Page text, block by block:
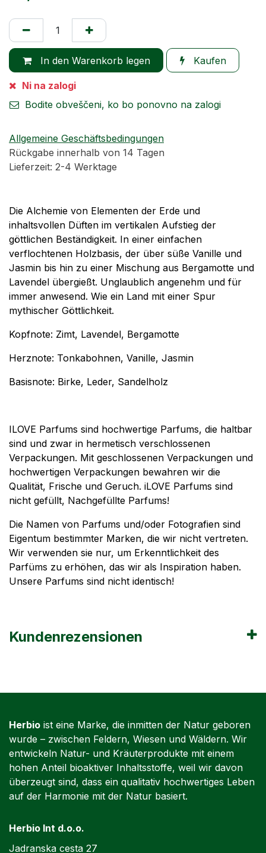
In den Warenkorb legen Kaufen
Ni na zalogi
Bodite obveščeni, ko bo ponovno na zalogi
Allgemeine Geschäftsbedingungen
Rückgabe innerhalb von 14 Tagen
Lieferzeit: 2-4 Werktage
Die Alchemie von Elementen der Erde und
inhaltsvollen Düften im vertikalen Aufstieg der
göttlichen Beständigkeit. In einer einfachen
verflochtenen Holzbasis, der über süße Vanille und
Jasmin bis hin zu einer Mischung aus Bergamotte und
Lavendel übergießt. Unglaublich angenehm und für
immer anwesend. Wie ein Land mit einer Spur
mythischer Göttlichkeit.
Kopfnote: Zimt, Lavendel, Bergamotte
Herznote: Tonkabohnen, Vanille, Jasmin
Basisnote: Birke, Leder, Sandelholz
ILOVE Parfums sind hochwertige Parfums, die haltbar
sind und zwar in hermetisch verschlossenen
Verpackungen. Mit geschlossenen Verpackungen und
hochwertigen Verpackungen bewahren wir die
Qualität, Frische und Geruch. iLOVE Parfums sind
nicht gefüllt, Nachgefüllte Parfums!
Die Namen von Parfums und/oder Fotografien sind
Eigentum bestimmter Marken, die wir nicht vertreten.
Wir verwenden sie nur, um Erkenntlichkeit des
Parfüms zu erhöhen, das wir als Inspiration haben.
Unsere Parfums sind nicht identisch!
Kundenrezensionen
Herbio ist eine Marke, die inmitten der Natur geboren
wurde – zwischen Feldern, Wiesen und Wäldern. Wir
entwickeln Natur- und Kräuterprodukte mit einem
hohen Anteil bioaktiver Inhaltsstoffe, weil wir davon
überzeugt sind, dass ein qualitativ hochwertiges Leben
auf der Harmonie mit der Natur basiert.
Herbio Int d.o.o.
Jadranska cesta 27